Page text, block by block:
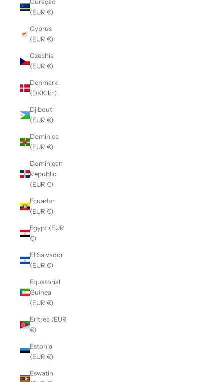
(EUR €)
Cyprus
(EUR €)
Czechia
(EUR €)
Denmark
(DKK kr.)
Djibouti
(EUR €)
Dominica
(EUR €)
Dominican
Republic
(EUR €)
Ecuador
(EUR €)
Egypt (EUR
€)
El Salvador
(EUR €)
Equatorial
Guinea
(EUR €)
Eritrea (EUR
€)
Estonia
(EUR €)
Eswatini